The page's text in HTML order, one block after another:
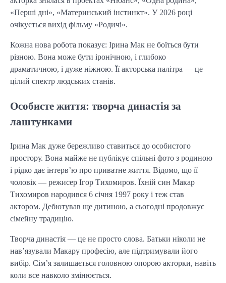
«Перші дні», «Материнський інстинкт». У 2026 році
очікується вихід фільму «Родичі».
Кожна нова робота показує: Ірина Мак не боїться бути
різною. Вона може бути іронічною, і глибоко
драматичною, і дуже ніжною. Її акторська палітра — це
цілий спектр людських станів.
Особисте життя: творча династія за
лаштунками
Ірина Мак дуже бережливо ставиться до особистого
простору. Вона майже не публікує спільні фото з родиною
і рідко дає інтерв’ю про приватне життя. Відомо, що її
чоловік — режисер Ігор Тихомиров. Їхній син Макар
Тихомиров народився 6 січня 1997 року і теж став
актором. Дебютував ще дитиною, а сьогодні продовжує
сімейну традицію.
Творча династія — це не просто слова. Батьки ніколи не
нав’язували Макару професію, але підтримували його
вибір. Сім’я залишається головною опорою акторки, навіть
коли все навколо змінюється.